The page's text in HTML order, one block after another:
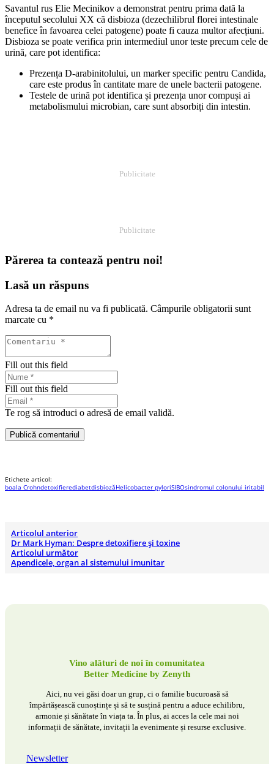
Savantul rus Elie Mecinikov a demonstrat pentru prima dată la
începutul secolului XX că disbioza (dezechilibrul florei intestinale
benefice în favoarea celei patogene) poate fi cauza multor afecțiuni.
Disbioza se poate verifica prin intermediul unor teste precum cele de
urină, care pot identifica:
Prezența D-arabinitolului, un marker specific pentru Candida,
care este produs în cantitate mare de unele bacterii patogene.
Testele de urină pot identifica și prezența unor compuși ai
metabolismului microbian, care sunt absorbiți din intestin.
Publicitate
Publicitate
Părerea ta contează pentru noi!
Lasă un răspuns
Adresa ta de email nu va fi publicată. Câmpurile obligatorii sunt
marcate cu *
Fill out this field
Fill out this field
Te rog să introduci o adresă de email validă.
Publică comentariul
Etichete articol:
boala CrohndetoxifierediabetdisbiozăHelicobacter pyloriSIBOsindromul colonului iritabil
Articolul anterior
Dr Mark Hyman: Despre detoxifiere și toxine
Articolul următor
Apendicele, organ al sistemului imunitar
Vino alături de noi în comunitatea
Better Medicine by Zenyth
Aici, nu vei găsi doar un grup, ci o familie bucuroasă să
împărtășească cunoștințe și să te susțină pentru a aduce echilibru,
armonie și sănătate în viața ta. În plus, ai acces la cele mai noi
informații de sănătate, invitații la evenimente și resurse exclusive.
Newsletter